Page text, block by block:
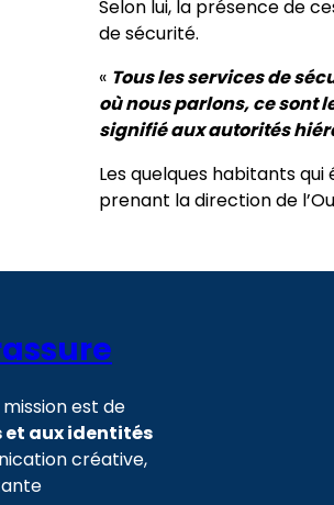
Selon lui, la présence de
de sécurité.
« Tous les services de
où nous parlons, ce sont
signifié aux autorités
Les quelques habitants
prenant la direction de
est de
et aux identités
créative,